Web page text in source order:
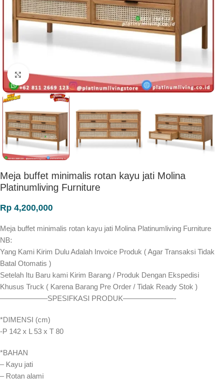
Click to enlarge
Meja buffet minimalis rotan kayu jati Molina
Platinumliving Furniture
Rp 4,200,000
Meja buffet minimalis rotan kayu jati Molina Platinumliving Furniture
NB:
Yang Kami Kirim Dulu Adalah Invoice Produk ( Agar Transaksi Tidak
Batal Otomatis )
Setelah Itu Baru kami Kirim Barang / Produk Dengan Ekspedisi
Khusus Truck ( Karena Barang Pre Order / Tidak Ready Stok )
——————–SPESIFKASI PRODUK———————-
*DIMENSI (cm)
-P 142 x L 53 x T 80
*BAHAN
– Kayu jati
– Rotan alami